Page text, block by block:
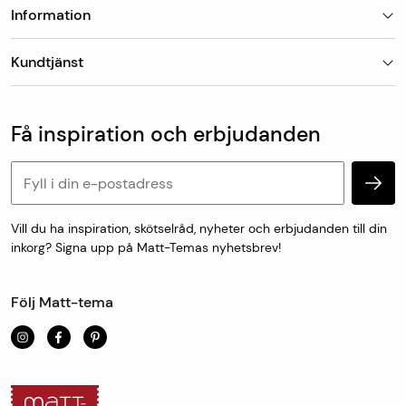
Information
Om Matt-Tema
Vanliga frågor
Kundtjänst
Köp & leveransvillkor
Retur & reklamation
Personuppgifter och cookies
Få inspiration och erbjudanden
Vill du ha inspiration, skötselråd, nyheter och erbjudanden till din
inkorg? Signa upp på Matt-Temas nyhetsbrev!
Följ Matt-tema